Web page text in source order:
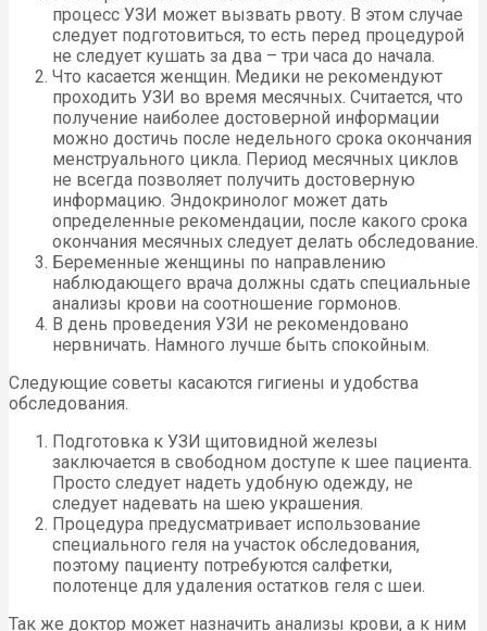
процесс УЗИ может вызвать рвоту. В этом случае
следует подготовиться, то есть перед процедурой
не следует кушать за два – три часа до начала.
Что касается женщин. Медики не рекомендуют
проходить УЗИ во время месячных. Считается, что
получение наиболее достоверной информации
можно достичь после недельного срока окончания
менструального цикла. Период месячных циклов
не всегда позволяет получить достоверную
информацию. Эндокринолог может дать
определенные рекомендации, после какого срока
окончания месячных следует делать обследование.
Беременные женщины по направлению
наблюдающего врача должны сдать специальные
анализы крови на соотношение гормонов.
В день проведения УЗИ не рекомендовано
нервничать. Намного лучше быть спокойным.
Следующие советы касаются гигиены и удобства
обследования.
Подготовка к УЗИ щитовидной железы
заключается в свободном доступе к шее пациента.
Просто следует надеть удобную одежду, не
следует надевать на шею украшения.
Процедура предусматривает использование
специального геля на участок обследования,
поэтому пациенту потребуются салфетки,
полотенце для удаления остатков геля с шеи.
Так же доктор может назначить анализы крови, а к ним